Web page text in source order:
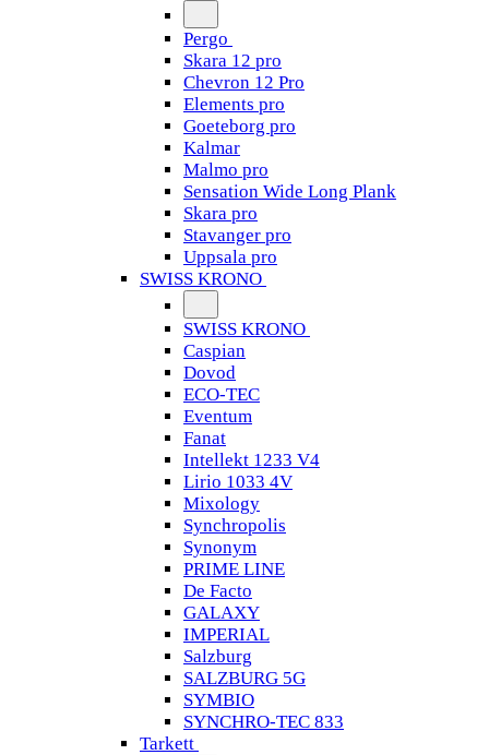
Pergo
Skara 12 pro
Chevron 12 Pro
Elements pro
Goeteborg pro
Kalmar
Malmo pro
Sensation Wide Long Plank
Skara pro
Stavanger pro
Uppsala pro
SWISS KRONO
SWISS KRONO
Caspian
Dovod
ECO-TEC
Eventum
Fanat
Intellekt 1233 V4
Lirio 1033 4V
Mixology
Synchropolis
Synonym
PRIME LINE
De Facto
GALAXY
IMPERIAL
Salzburg
SALZBURG 5G
SYMBIO
SYNCHRO-TEC 833
Tarkett